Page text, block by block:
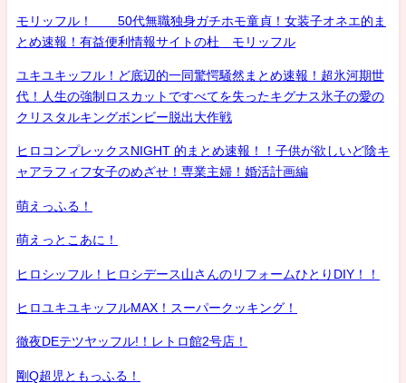
モリッフル！ 50代無職独身ガチホモ童貞！女装子オネエ的ま
とめ速報！有益便利情報サイトの杜 モリッフル
ユキユキッフル！ど底辺的一同驚愕騒然まとめ速報！超氷河期世
代！人生の強制ロスカットですべてを失ったキグナス氷子の愛の
クリスタルキングボンビー脱出大作戦
ヒロコンプレックスNIGHT 的まとめ速報！！子供が欲しいど陰キ
ャアラフィフ女子のめざせ！専業主婦！婚活計画編
萌えっふる！
萌えっとこあに！
ヒロシッフル！ヒロシデース山さんのリフォームひとりDIY！！
ヒロユキユキッフルMAX！スーパークッキング！
徹夜DEテツヤッフル!！レトロ館2号店！
剛Q超児ともっふる！